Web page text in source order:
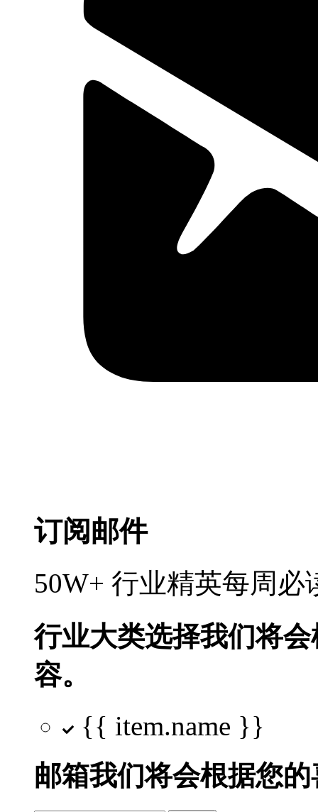
订阅邮件
50W+ 行业精英每周
行业大类选择我们将
容。
{{ item.name }}
邮箱我们将会根据您